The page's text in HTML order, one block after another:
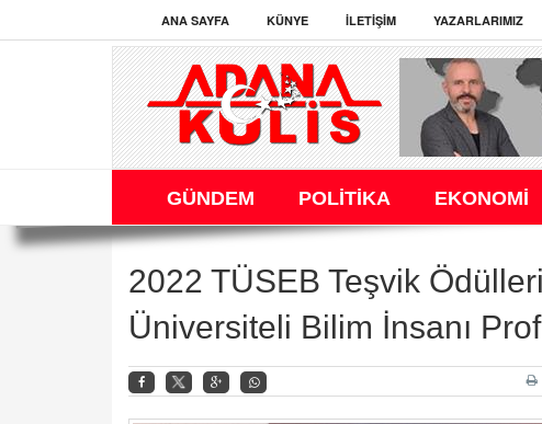
ANA SAYFA KÜNYE İLETIŞIM YAZARLARIMIZ
GÜNDEM POLİTİKA EKONOMİ
2022 TÜSEB Teşvik
Üniversiteli Bilim İnsanı